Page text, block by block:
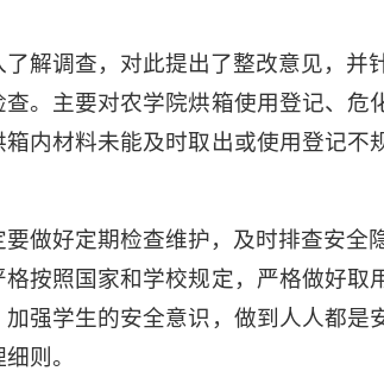
解调查，对此提出了整改意见，
。主要对农学院烘箱使用登记、
内材料未能及时取出或使用登记
做好定期检查维护，及时排查安全
按照国家和学校规定，严格做好
强学生的安全意识，做到人人都是
则。